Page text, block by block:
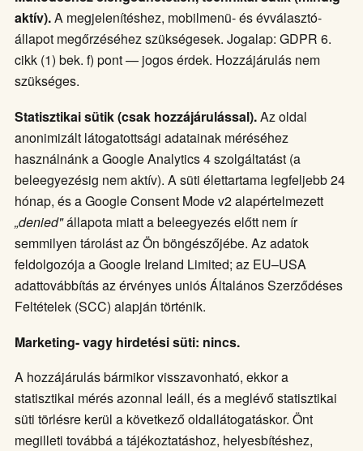
aktív).A megjelenítéshez, mobilmenü- és évválasztó-
állapot megőrzéséhez szükségesek. Jogalap: GDPR 6.
cikk (1) bek. f) pont — jogos érdek. Hozzájárulás nem
szükséges.
Statisztikai sütik (csak hozzájárulással).Az oldal
anonimizált látogatottsági adatainak méréséhez
használnánk a Google Analytics 4 szolgáltatást (a
beleegyezésig nem aktív). A süti élettartama legfeljebb 24
hónap, és a Google Consent Mode v2 alapértelmezett
„denied"állapota miatt a beleegyezés előtt nem ír
semmilyen tárolást az Ön böngészőjébe. Az adatok
feldolgozója a Google Ireland Limited; az EU–USA
adattovábbítás az érvényes uniós Általános Szerződéses
Feltételek (SCC) alapján történik.
Marketing- vagy hirdetési süti: nincs.
A hozzájárulás bármikor visszavonható, ekkor a
statisztikai mérés azonnal leáll, és a meglévő statisztikai
süti törlésre kerül a következő oldallátogatáskor. Önt
megilleti továbbá a tájékoztatáshoz, helyesbítéshez,